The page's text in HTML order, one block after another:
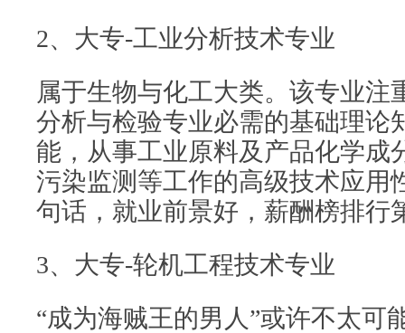
2、大专-工业分析技术专业
属于生物与化工大类。该专业注
分析与检验专业必需的基础理论
能，从事工业原料及产品化学成
污染监测等工作的高级技术应用
句话，就业前景好，薪酬榜排行
3、大专-轮机工程技术专业
“成为海贼王的男人”或许不太可